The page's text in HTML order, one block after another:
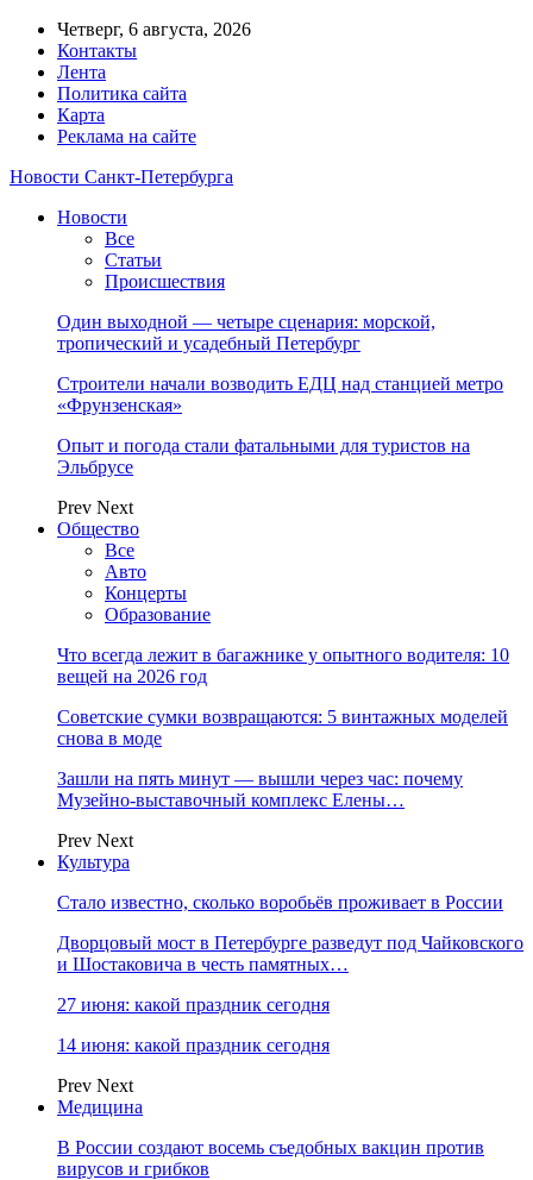
Четверг, 6 августа, 2026
Контакты
Лента
Политика сайта
Карта
Реклама на сайте
Новости Санкт-Петербурга
Новости
Все
Статьи
Происшествия
Один выходной — четыре сценария: морской,
тропический и усадебный Петербург
Строители начали возводить ЕДЦ над станцией метро
«Фрунзенская»
Опыт и погода стали фатальными для туристов на
Эльбрусе
Prev Next
Общество
Все
Авто
Концерты
Образование
Что всегда лежит в багажнике у опытного водителя: 10
вещей на 2026 год
Советские сумки возвращаются: 5 винтажных моделей
снова в моде
Зашли на пять минут — вышли через час: почему
Музейно-выставочный комплекс Елены…
Prev Next
Культура
Стало известно, сколько воробьёв проживает в России
Дворцовый мост в Петербурге разведут под Чайковского
и Шостаковича в честь памятных…
27 июня: какой праздник сегодня
14 июня: какой праздник сегодня
Prev Next
Медицина
В России создают восемь съедобных вакцин против
вирусов и грибков